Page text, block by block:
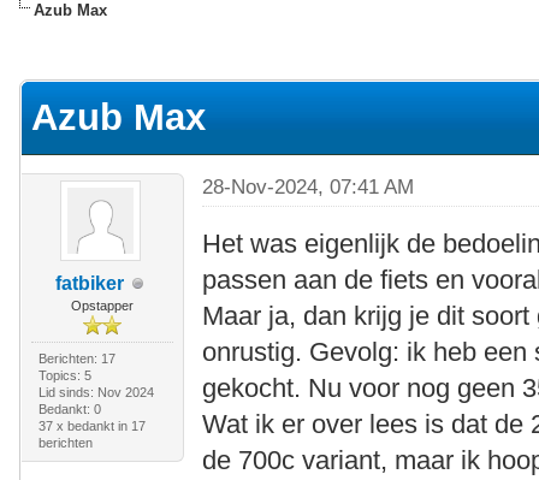
Azub Max
Azub Max
fatbiker
Opstapper
Berichten: 17
Topics: 5
Lid sinds: Nov 2024
Bedankt: 0
37 x bedankt in 17
berichten
28-Nov-2024, 07:41 AM
Het was eigenlijk de
passen aan de fiets en
Maar ja, dan krijg je dit
onrustig. Gevolg: ik heb
gekocht. Nu voor nog geen
Wat ik er over lees is dat de
de 700c variant, maar ik